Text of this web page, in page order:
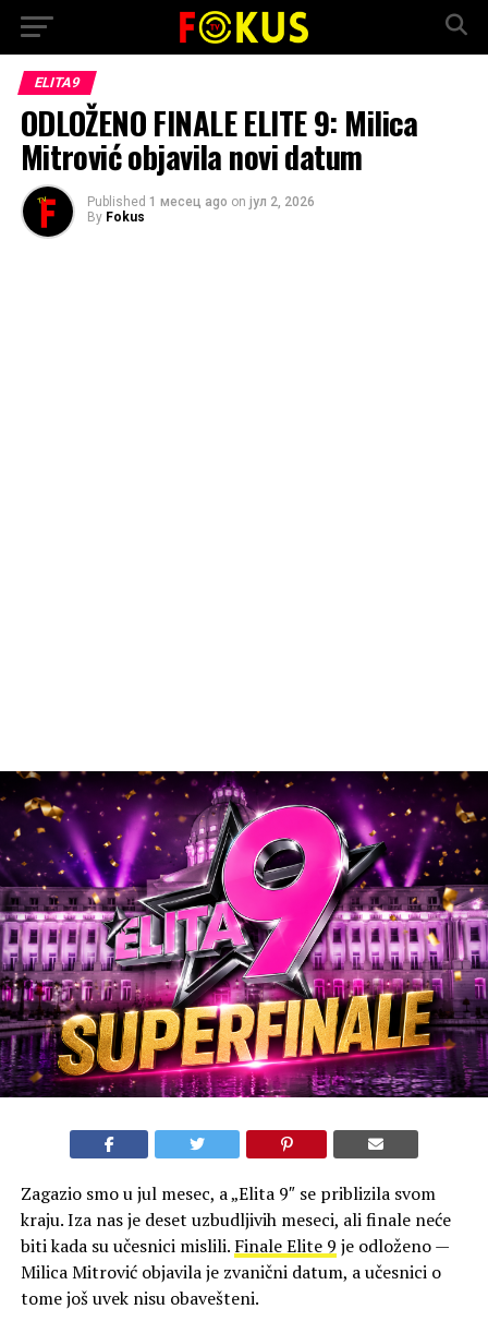
ELITA9
ODLOŽENO FINALE ELITE 9: Milica
Mitrović objavila novi datum
Published 1 месец ago on јул 2, 2026
By Fokus
Zagazio smo u jul mesec, a „Elita 9″ se priblizila svom
kraju. Iza nas je deset uzbudljivih meseci, ali finale neće
biti kada su učesnici mislili. Finale Elite 9 je odloženo —
Milica Mitrović objavila je zvanični datum, a učesnici o
tome još uvek nisu obavešteni.